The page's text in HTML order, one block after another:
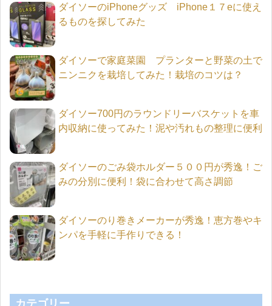
ダイソーのiPhoneグッズ iPhone１７eに使え
るものを探してみた
ダイソーで家庭菜園 プランターと野菜の土で
ニンニクを栽培してみた！栽培のコツは？
ダイソー700円のラウンドリーバスケットを車
内収納に使ってみた！泥や汚れもの整理に便利
ダイソーのごみ袋ホルダー５００円が秀逸！ご
みの分別に便利！袋に合わせて高さ調節
ダイソーのり巻きメーカーが秀逸！恵方巻やキ
ンパを手軽に手作りできる！